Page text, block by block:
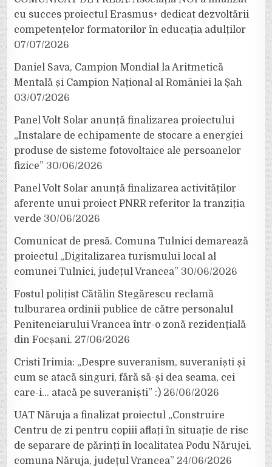
cu succes proiectul Erasmus+ dedicat dezvoltării
competențelor formatorilor în educația adulților
07/07/2026
Daniel Sava, Campion Mondial la Aritmetică
Mentală și Campion Național al României la Șah
03/07/2026
Panel Volt Solar anunță finalizarea proiectului
„Instalare de echipamente de stocare a energiei
produse de sisteme fotovoltaice ale persoanelor
fizice” 30/06/2026
Panel Volt Solar anunță finalizarea activităților
aferente unui proiect PNRR referitor la tranziția
verde 30/06/2026
Comunicat de presă. Comuna Tulnici demarează
proiectul „Digitalizarea turismului local al
comunei Tulnici, județul Vrancea” 30/06/2026
Fostul polițist Cătălin Stegărescu reclamă
tulburarea ordinii publice de către personalul
Penitenciarului Vrancea într-o zonă rezidențială
din Focșani. 27/06/2026
Cristi Irimia: „Despre suveranism, suveraniști și
cum se atacă singuri, fără să-și dea seama, cei
care-i… atacă pe suveraniști” :) 26/06/2026
UAT Năruja a finalizat proiectul „Construire
Centru de zi pentru copiii aflați în situație de risc
de separare de părinți în localitatea Podu Nărujei,
comuna Năruja, județul Vrancea” 24/06/2026